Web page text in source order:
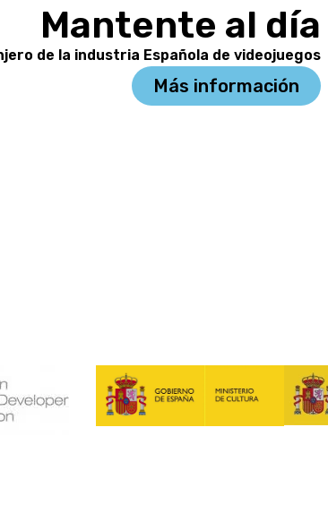
Mantente al día
de la industria Española de videojuegos
Más información